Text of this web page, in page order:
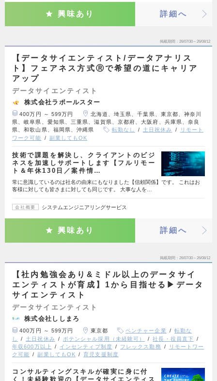
興味あり 詳細へ
掲載期間 26/07/30～26/08/12
【データサイエンティスト/データアナリス
ト】フェアネス方式Ⓡで希望の道にキャリア
アップ
データサイエンティスト
株式会社ラポールスター
400万円 ～ 599万円
北海道、埼玉県、千葉県、東京都、神奈川
県、岐阜県、愛知県、三重県、滋賀県、京都府、大阪府、兵庫県、奈良
県、和歌山県、福岡県、沖縄県
転勤なし 土日祝休み
リモート
ワーク可能
副業してもOK
技術で課題を解決し、クライアントのビジ
ネスを加速しサポートします【フルリモー
ト＆年休130日／案件情…
常に意識しているのは社名の由来にもなりました【信頼関係】です。 これはお
客様に対しても皆さまに対しても同じです。 大事な人を…
会社概要 システムエンジニアリングサービス
興味あり 詳細へ
掲載期間 26/07/30～26/08/12
【社内勉強会あり&ミドル以上のデータサイ
エンティストが育成】1から目指せる▶︎データ
サイエンティスト
データサイエンティスト
株式会社ししまろ
400万円 ～ 599万円 東京都 ベンチャー企業
転勤な
し
土日祝休み ポテンシャル採用（未経験可）
社長・役員直下
年収600万以上
インセンティブ制度 フレックス勤務
リモートワー
ク可能
副業してもOK 育児支援制度
コンサルティングスキルが確実に身に付
く！未経験歓迎の【データサイエンティス